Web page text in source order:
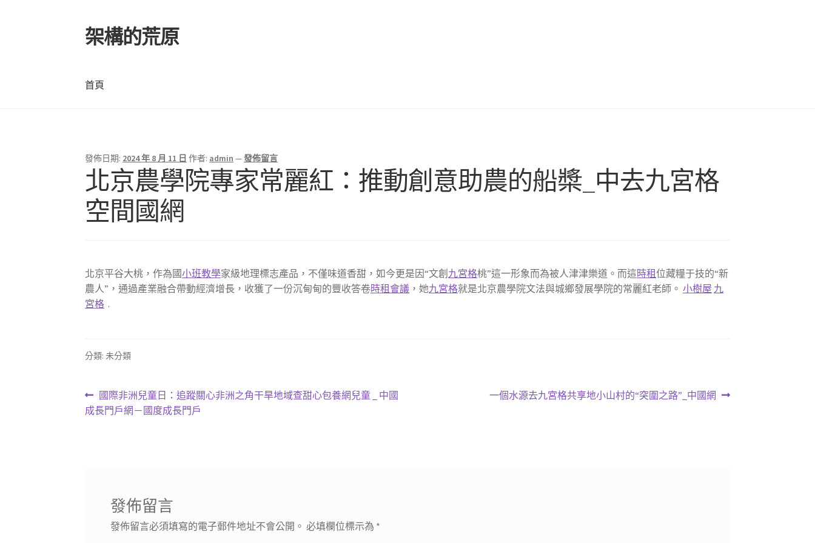
跳
至
覽
列
跳
至
要
內
架構的荒原
首頁
發佈日期: 2024 年 8 月 11 日 作者: admin —發佈留言
北京農學院專家常麗紅：推動創意助農的船槳_中去九宮格
空間國網
北京平谷大桃，作為國小班教學家級地理標志產品，不僅味道香甜，如今更是因“文創 九宮格桃”這一形象而為被人津津樂道。而這時租位藏糧于技的“新
農人”，通過產業融合帶動經濟增長，收獲了一份沉甸甸的豐收答卷時租會議 ，她九宮格就是北京農學院文法與城鄉發展學院的常麗紅老師。小樹屋 九
宮格 .
分類: 未分類
文
章
上
一
國際非洲兒童日：追蹤關心非洲之角干旱地域查甜心包養網兒童 _ 中國
成長門戶網－國度成長門戶
下
一個水源去九宮格共享地小山村的“突圍之路”_中國網
發佈留言
發佈留言必須填寫的電子郵件地址不會公開。 必填欄位標示為 *